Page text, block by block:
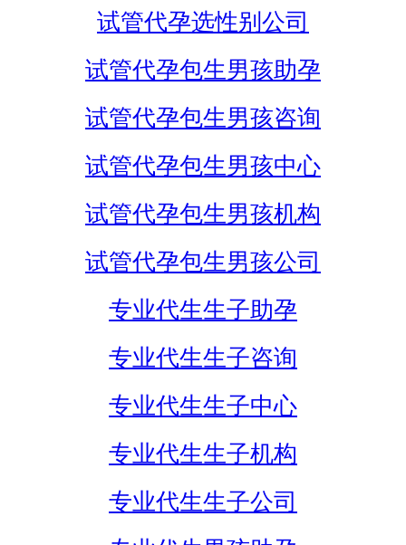
试管代孕选性别公司
试管代孕包生男孩助孕
试管代孕包生男孩咨询
试管代孕包生男孩中心
试管代孕包生男孩机构
试管代孕包生男孩公司
专业代生生子助孕
专业代生生子咨询
专业代生生子中心
专业代生生子机构
专业代生生子公司